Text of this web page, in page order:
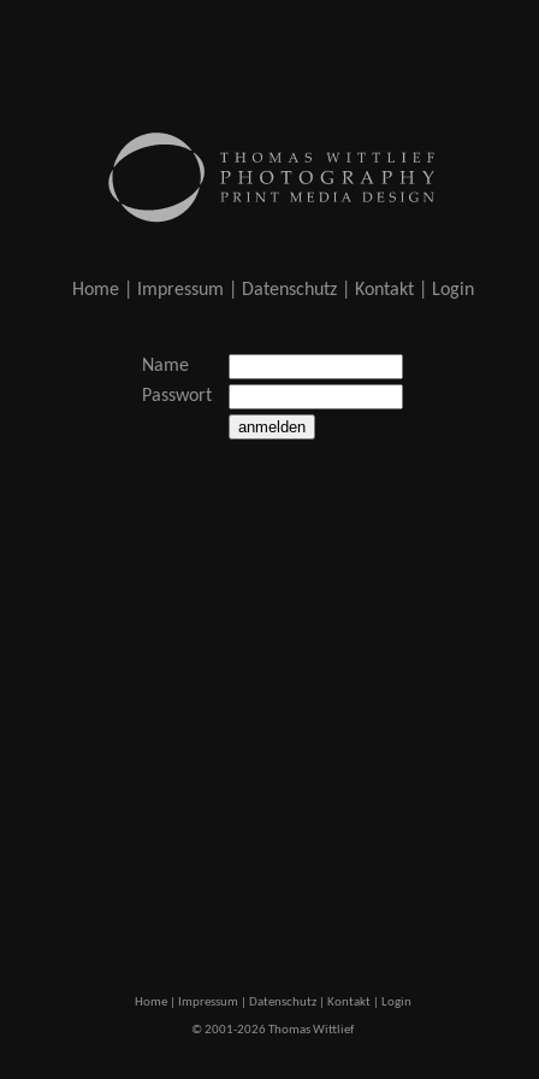
Home| Impressum Datenschutz| Kontakt| Login
Name
Passwort
anmelden
Home| Impressum Datenschutz| Kontakt| Login
© 2001-2026 Thomas Wittlief